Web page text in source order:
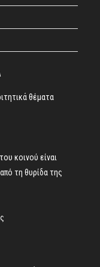
θέματα
κοινού είναι
τη θυρίδα της